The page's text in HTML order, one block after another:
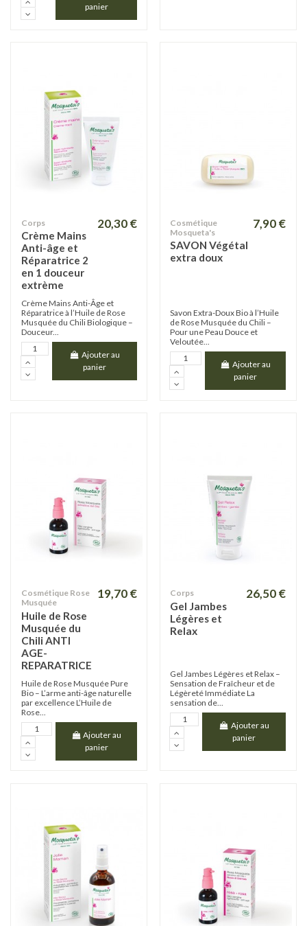
panier
Corps
Crème Mains
Anti-âge et
Réparatrice 2
en 1 douceur
extrème
20,30 €
Crème Mains Anti-Âge et
Réparatrice à l’Huile de Rose
Musquée du Chili Biologique –
Douceur...
Ajouter au
panier
Cosmétique
Mosqueta's
SAVON Végétal
extra doux
7,90 €
Savon Extra-Doux Bio à l’Huile
de Rose Musquée du Chili –
Pour une Peau Douce et
Veloutée...
Ajouter au
panier
Cosmétique Rose
Musquée
Huile de Rose
Musquée du
Chili ANTI
AGE-
REPARATRICE
19,70 €
Huile de Rose Musquée Pure
Bio – L’arme anti-âge naturelle
par excellence L’Huile de
Rose...
Ajouter au
panier
Corps
Gel Jambes
Légères et
Relax
26,50 €
Gel Jambes Légères et Relax –
Sensation de Fraîcheur et de
Légèreté Immédiate La
sensation de...
Ajouter au
panier